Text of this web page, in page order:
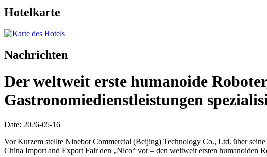
Hotelkarte
Nachrichten
Der weltweit erste humanoide
Gastronomiedienstleistungen
Date: 2026-05-16
Vor Kurzem stellte Ninebot Commercial (Beijing) Technology Co., Ltd. über
China Import and Export Fair den „Nico“ vor – den weltweit ersten humanoiden